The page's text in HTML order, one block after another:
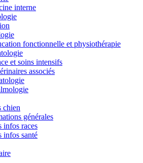
interne
fonctionnelle et physiothérapie
et soins intensifs
associés
chien
générales
infos races
infos santé